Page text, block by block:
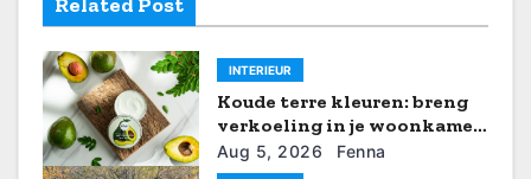
a
v
i
g
INTERIEUR
Koude terre kleuren: breng
verkoeling in je woonkamer
met de nieuwste verftrends
Aug 5, 2026 Fenna